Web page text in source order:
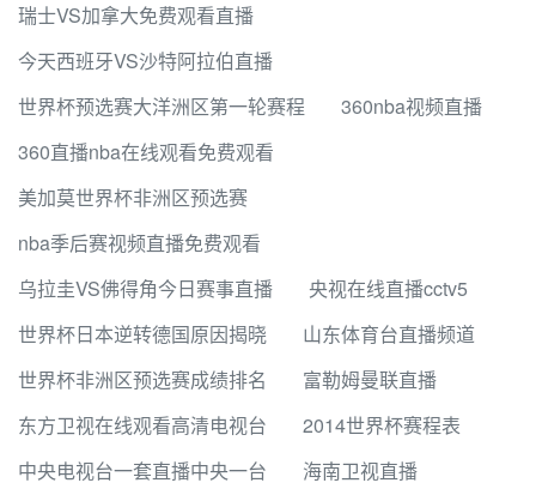
瑞士VS加拿大免费观看直播
今天西班牙VS沙特阿拉伯直播
世界杯预选赛大洋洲区第一轮赛程
360nba视频直播
360直播nba在线观看免费观看
美加莫世界杯非洲区预选赛
nba季后赛视频直播免费观看
乌拉圭VS佛得角今日赛事直播
央视在线直播cctv5
世界杯日本逆转德国原因揭晓
山东体育台直播频道
世界杯非洲区预选赛成绩排名
富勒姆曼联直播
东方卫视在线观看高清电视台
2014世界杯赛程表
中央电视台一套直播中央一台
海南卫视直播